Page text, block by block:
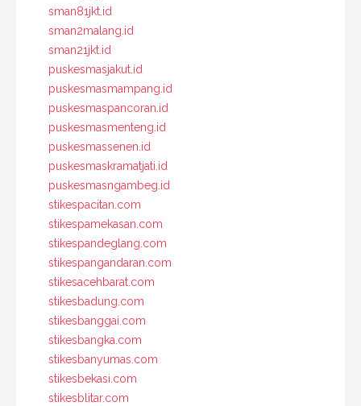
sman81jkt.id
sman2malang.id
sman21jkt.id
puskesmasjakut.id
puskesmasmampang.id
puskesmaspancoran.id
puskesmasmenteng.id
puskesmassenen.id
puskesmaskramatjati.id
puskesmasngambeg.id
stikespacitan.com
stikespamekasan.com
stikespandeglang.com
stikespangandaran.com
stikesacehbarat.com
stikesbadung.com
stikesbanggai.com
stikesbangka.com
stikesbanyumas.com
stikesbekasi.com
stikesblitar.com